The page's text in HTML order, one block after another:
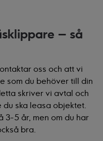
– så
oss och att vi
som du behöver till din
skriver vi avtal och
du ska leasa objektet.
3-5 år, men om du har
bra.